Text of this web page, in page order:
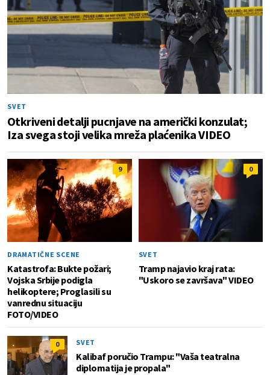
SVET
Otkriveni detalji pucnjave na američki konzulat;
Iza svega stoji velika mreža plaćenika VIDEO
9
DRAMATIČNE SCENE
Katastrofa: Bukte požari;
Vojska Srbije podigla
helikoptere; Proglasili su
vanrednu situaciju
FOTO/VIDEO
0
SVET
Tramp najavio kraj rata:
"Uskoro se završava" VIDEO
0 SVET
Kalibaf poručio Trampu: "Vaša teatralna
diplomatija je propala"